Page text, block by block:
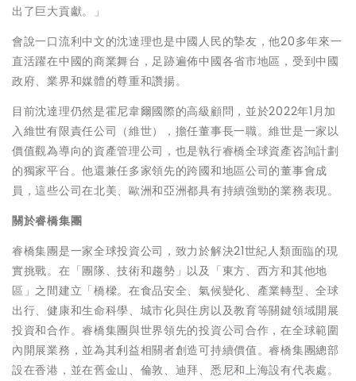
出了巨大貢獻。」
會說一口流利中文的沈達理也是中國人民的摯友，他20多年來一
直活躍在中國的商業舞台，足跡遍佈中國各省市地區，受到中國
政府、業界和媒體的尊重和讚揚。
目前沈達理仍然是霍尼韋爾國際的高級顧問，並於2022年1月加
入維世有限責任公司（維世），擔任董事長一職。維世是一家以
價值觀為導向的資產管理公司，也是執行睿橋全球資產咨詢計劃
的獨家平台。他還兼任多家領先的跨國和地區公司的董事會成
員，這些公司在北美、歐洲和亞洲都具有持續強勁的業務表現。
關於睿橋集團
睿橋集團是一家全球投資公司，致力於解決21世紀人類面臨的現
實挑戰。在「團隊、技術和趨勢」以及「東方、西方和其他地
區」之間建立「橋樑。在食品安全、氣候變化、產業轉型、全球
出行、健康和生命科學、城市化與住房以及教育等關鍵領域開展
投資和合作。睿橋集團與世界領先的投資公司合作，在全球範圍
內開展業務，並為其利益相關者創造可持續價值。睿橋集團總部
設在香港，並在舊金山、倫敦、迪拜、悉尼和上海設有代表處。